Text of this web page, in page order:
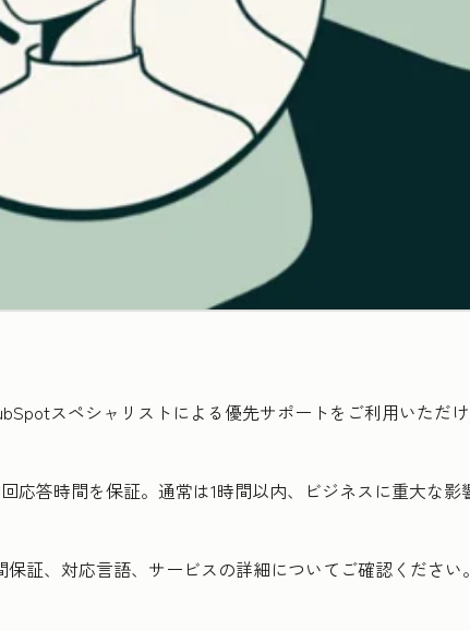
スペシャリストによる優先サポートをご利用いただ
応答時間を保証。通常は1時間以内、ビジネスに重大な
保証、対応言語、サービスの詳細についてご確認ください。